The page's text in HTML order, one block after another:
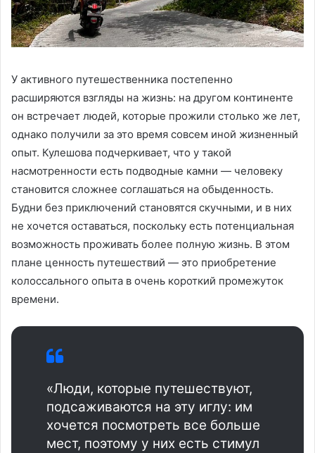
У активного путешественника постепенно
расширяются взгляды на жизнь: на другом континенте
он встречает людей, которые прожили столько же лет,
однако получили за это время совсем иной жизненный
опыт. Кулешова подчеркивает, что у такой
насмотренности есть подводные камни — человеку
становится сложнее соглашаться на обыденность.
Будни без приключений становятся скучными, и в них
не хочется оставаться, поскольку есть потенциальная
возможность проживать более полную жизнь. В этом
плане ценность путешествий — это приобретение
колоссального опыта в очень короткий промежуток
времени.
«Люди, которые путешествуют,
подсаживаются на эту иглу: им
хочется посмотреть все больше
мест, поэтому у них есть стимул